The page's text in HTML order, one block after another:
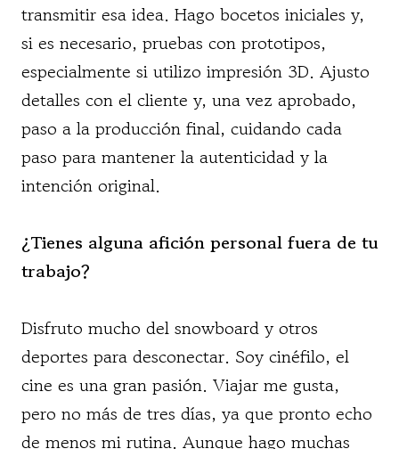
transmitir esa idea. Hago bocetos iniciales y,
si es necesario, pruebas con prototipos,
especialmente si utilizo impresión 3D. Ajusto
detalles con el cliente y, una vez aprobado,
paso a la producción final, cuidando cada
paso para mantener la autenticidad y la
intención original.
¿Tienes alguna afición personal fuera de tu
trabajo?
Disfruto mucho del snowboard y otros
deportes para desconectar. Soy cinéfilo, el
cine es una gran pasión. Viajar me gusta,
pero no más de tres días, ya que pronto echo
de menos mi rutina. Aunque hago muchas